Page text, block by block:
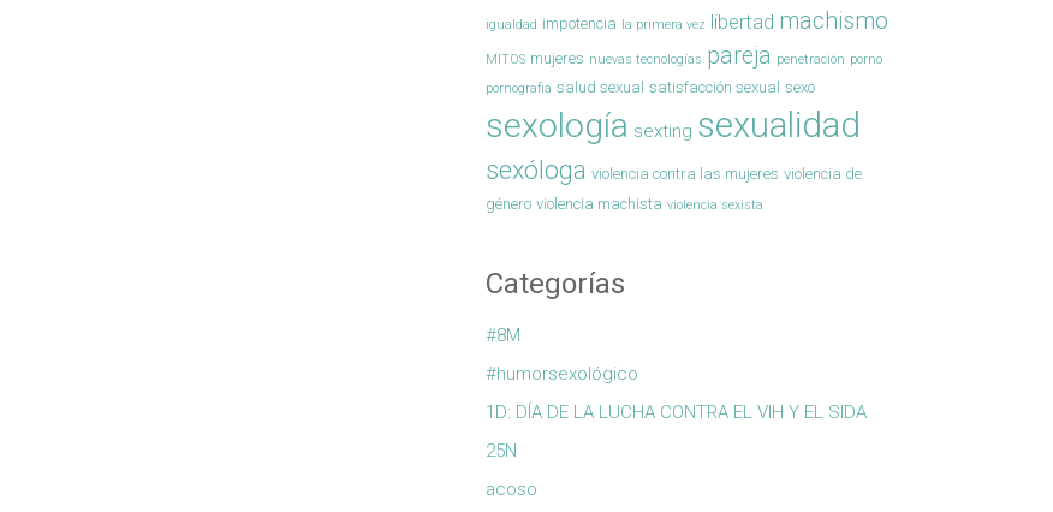
igualdad impotencia la primera vez libertad machismo
MITOS mujeres nuevas tecnologías pareja penetración porno
pornografia salud sexual satisfacción sexual sexo
sexología sexting sexualidad
sexóloga violencia contra las mujeres violencia de
género violencia machista violencia sexista
Categorías
#8M
#humorsexológico
1D: DÍA DE LA LUCHA CONTRA EL VIH Y EL SIDA
25N
acoso